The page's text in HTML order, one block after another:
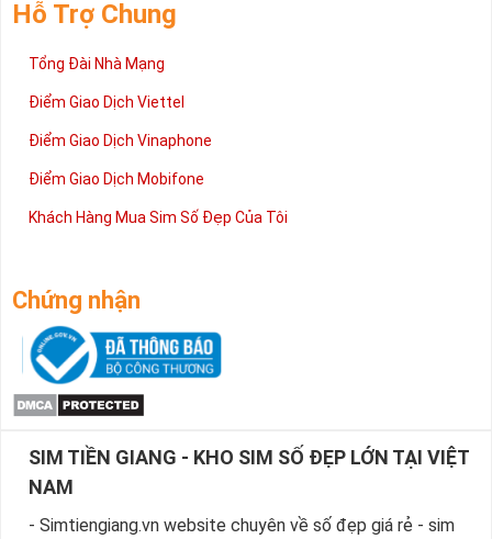
Không quá kiêu sa và hổ báo như sim tam hoa, sim tứ quý,
ngũ quý, sim năm sinh khiến cho bạn bè, đối tác dễ gần hơn,
như những người bạn tri kỷ, chân thành và nhiều niềm tin.
Tất nhiên việc sử dụng sim số đẹp năm sinh sẽ củng cố vị trí
của bạn trong lòng mọi người cũng như việc đánh bóng tên
tuổi của bạn lên mà không cần dùng quá nhiều giấy giáp hoặc
sơn phủ.
Hỗ Trợ Chung
Tổng Đài Nhà Mạng
Điểm Giao Dịch Viettel
Điểm Giao Dịch Vinaphone
Điểm Giao Dịch Mobifone
Khách Hàng Mua Sim Số Đẹp Của Tôi
Chứng nhận
SIM TIỀN GIANG - KHO SIM SỐ ĐẸP LỚN TẠI VIỆT
NAM
- Simtiengiang.vn website chuyên về số đẹp giá rẻ - sim